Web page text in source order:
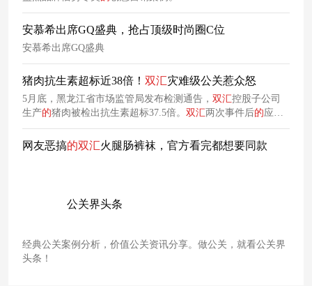
安慕希出席GQ盛典，抢占顶级时尚圈C位
安慕希出席GQ盛典
猪肉抗生素超标近38倍！ 双汇灾难级公关惹众怒
5月底，黑龙江省市场监管局发布检测通告， 双汇控股子公司
生产的猪肉被检出抗生素超标37.5倍。 双汇两次事件后的应
对，基本遵循的都是致歉、整改、配合监管的标准流程。但双
汇给到市场的，始终是流程化的
危机回应。当代工厂出了抗生
素超标，消费者觉得是
双汇 的
产品不安全，而不是某个屠宰厂
网友恶搞的双汇火腿肠裤袜，官方看完都想要同款
公关界头条
经典公关案例分析，价值公关资讯分享。做公关，就看公关界
头条！